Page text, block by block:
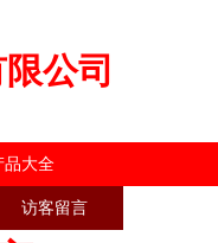
公司
品大全
访客留言